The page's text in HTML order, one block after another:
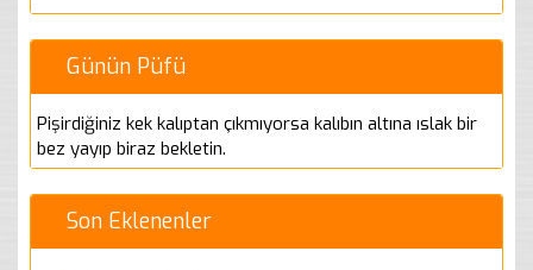
Günün Püfü
Pişirdiğiniz kek kalıptan çıkmıyorsa kalıbın altına ıslak bir
bez yayıp biraz bekletin.
Son Eklenenler